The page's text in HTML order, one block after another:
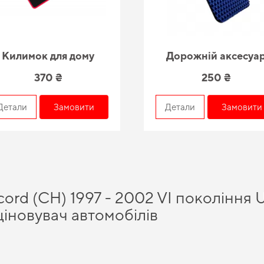
Килимок для дому
370 ₴
Замовити
Дорожній
250 ₴
Детали Замовити
(CH) 1997 - 2002 VI покоління
автомобілів
у салоні, замовити
для